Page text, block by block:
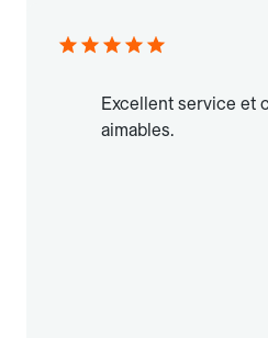
Excellent service et
aimables.